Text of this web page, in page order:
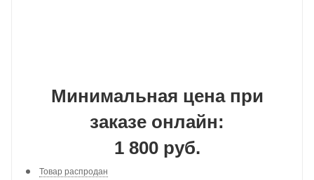
Минимальная цена при
заказе онлайн:
1 800 руб.
Товар распродан